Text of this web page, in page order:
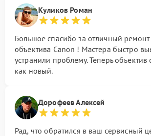
Куликов Роман
Большое спасибо за отличный
объектива Canon ! Мастера быстро
устранили проблему. Теперь объектив
как новый.
Дорофеев Алексей
Рад, что обратился в ваш сервисный